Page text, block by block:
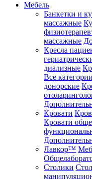
Мебель
Банкетки и
массажные
массажные
Кресла
диализные
Все категории
донорские
Кровати
Кровати
Лавкор™
Столики